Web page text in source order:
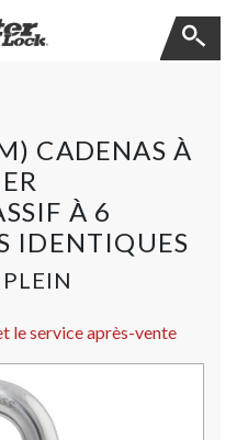
CADENAS À
À 6
IDENTIQUES
le service après-vente